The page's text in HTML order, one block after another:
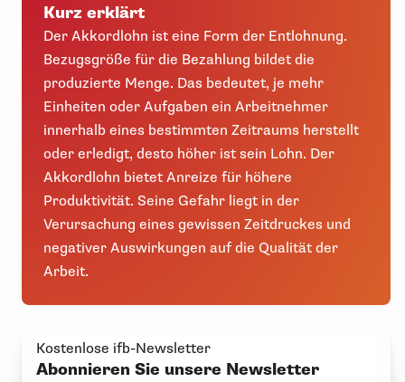
Kurz erklärt
Der Akkordlohn ist eine Form der Entlohnung.
Bezugsgröße für die Bezahlung bildet die
produzierte Menge. Das bedeutet, je mehr
Einheiten oder Aufgaben ein Arbeitnehmer
innerhalb eines bestimmten Zeitraums herstellt
oder erledigt, desto höher ist sein Lohn. Der
Akkordlohn bietet Anreize für höhere
Produktivität. Seine Gefahr liegt in der
Verursachung eines gewissen Zeitdruckes und
negativer Auswirkungen auf die Qualität der
Arbeit.
Kostenlose ifb-Newsletter
Abonnieren Sie unsere Newsletter